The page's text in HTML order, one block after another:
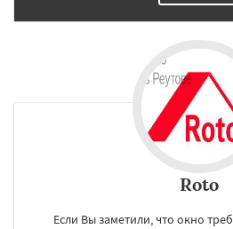
Roto
Если Вы заметили, что окно